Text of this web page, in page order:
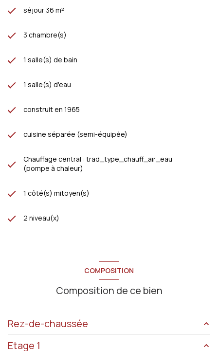
séjour 36 m²
3 chambre(s)
1 salle(s) de bain
1 salle(s) d'eau
construit en 1965
cuisine séparée (semi-équipée)
Chauffage central : trad_type_chauff_air_eau
(pompe à chaleur)
1 côté(s) mitoyen(s)
2 niveau(x)
COMPOSITION
Composition de ce bien
Rez-de-chaussée
Etage 1